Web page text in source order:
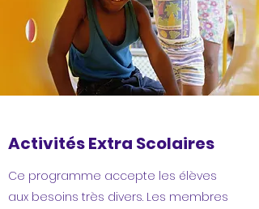
Activités Extra Scolaires
Ce programme accepte les élèves
aux besoins très divers. Les membres